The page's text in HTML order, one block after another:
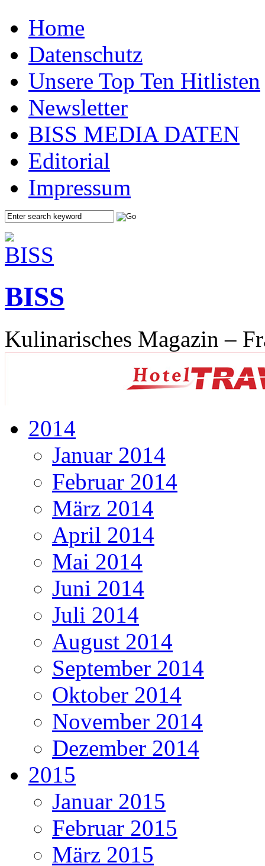
Home
Datenschutz
Unsere Top Ten Hitlisten
Newsletter
BISS MEDIA DATEN
Editorial
Impressum
BISS
Kulinarisches Magazin –
2014
Januar 2014
Februar 2014
März 2014
April 2014
Mai 2014
Juni 2014
Juli 2014
August 2014
September 2014
Oktober 2014
November 2014
Dezember 2014
2015
Januar 2015
Februar 2015
März 2015